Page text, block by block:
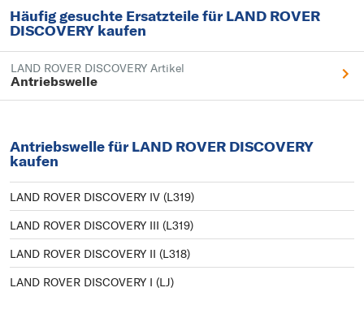
Häufig gesuchte Ersatzteile für LAND ROVER
DISCOVERY kaufen
LAND ROVER DISCOVERY Artikel
Antriebswelle
Antriebswelle für LAND ROVER DISCOVERY
kaufen
LAND ROVER DISCOVERY IV (L319)
LAND ROVER DISCOVERY III (L319)
LAND ROVER DISCOVERY II (L318)
LAND ROVER DISCOVERY I (LJ)